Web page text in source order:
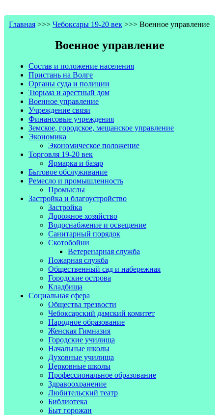
Главная >>> Чебоксары 19-20 век >>> Военное управление
Военное управление
Состав и положение населения
Пристань на Волге
Органы суда и полиции
Тюрьма и арестный дом
Военное управление
Учреждение связи
Финансовые учреждения
Земское, городское, мещанское управление
Экономика
Экономическое положение
Торговля 19-20 век
Ярмарка и базар
Бытовое обслуживание
Ремесло и промышленность
Промыслы
Застройка и благоустройство
Застройка
Дорожное хозяйство
Водоснабжение и освещение
Санитарный порядок
Скотобойни
Ветеренарная служба
Пожарная служба
Общественный сад и набережная
Городские острова
Кладбища
Социальная сфера
Общества трезвости
Чебоксарский дамский комитет
Народное образование
Женская Гимназия
Городские училища
Начальные школы
Духовные училища
Церковные школы
Профессиональное образование
Здравоохранение
Любительский театр
Библиотека
Быт горожан